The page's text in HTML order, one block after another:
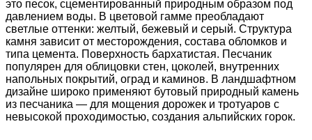
это песок, сцементированный природным образом под
давлением воды. В цветовой гамме преобладают
светлые оттенки: желтый, бежевый и серый. Структура
камня зависит от месторождения, состава обломков и
типа цемента. Поверхность бархатистая. Песчаник
популярен для облицовки стен, цоколей, внутренних
напольных покрытий, оград и каминов. В ландшафтном
дизайне широко применяют бутовый природный камень
из песчаника — для мощения дорожек и тротуаров с
невысокой проходимостью, создания альпийских горок.